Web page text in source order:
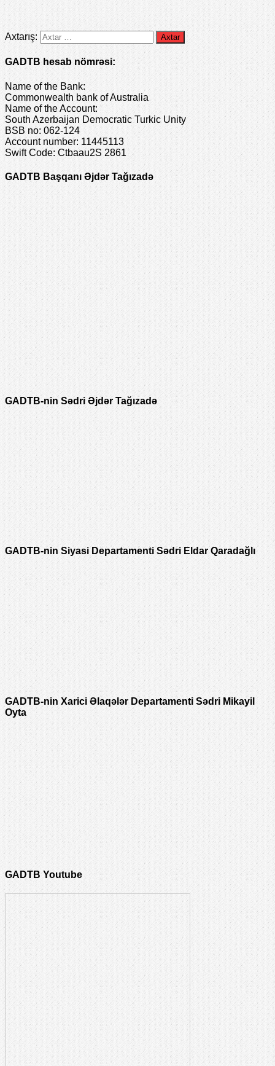
Axtarış:
GADTB hesab nömrəsi:
Name of the Bank:
Commonwealth bank of Australia
Name of the Account:
South Azerbaijan Democratic Turkic Unity
BSB no: 062-124
Account number: 11445113
Swift Code: Ctbaau2S 2861
GADTB Başqanı Əjdər Tağızadə
GADTB-nin Sədri Əjdər Tağızadə
GADTB-nin Siyasi Departamenti Sədri Eldar Qaradağlı
GADTB-nin Xarici Əlaqələr Departamenti Sədri Mikayil
Oyta
GADTB Youtube